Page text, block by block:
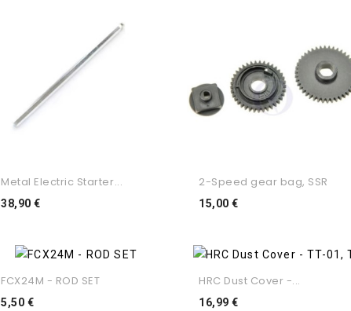
Metal Electric Starter...
38,90 €Preço
2-Speed gear bag, SSR
15,00 €Preço
FCX24M - ROD SET
5,50 €Preço
HRC Dust Cover -...
16,99 €Preço